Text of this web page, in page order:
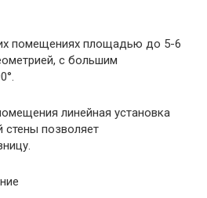
помещениях площадью до 5-6
с большим
линейная установка
стены позволяет